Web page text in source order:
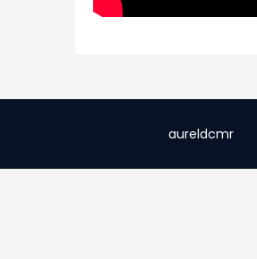
aureldcmr